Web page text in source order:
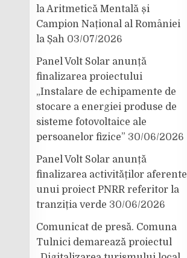
la Aritmetică Mentală și
Campion Național al României
la Șah 03/07/2026
Panel Volt Solar anunță
finalizarea proiectului
„Instalare de echipamente de
stocare a energiei produse de
sisteme fotovoltaice ale
persoanelor fizice” 30/06/2026
Panel Volt Solar anunță
finalizarea activităților aferente
unui proiect PNRR referitor la
tranziția verde 30/06/2026
Comunicat de presă. Comuna
Tulnici demarează proiectul